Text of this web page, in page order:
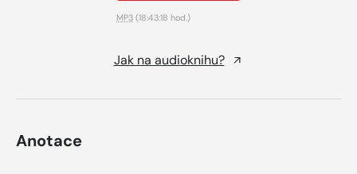
MP3 (18:43:18 hod.)
Jak na audioknihu?
Anotace